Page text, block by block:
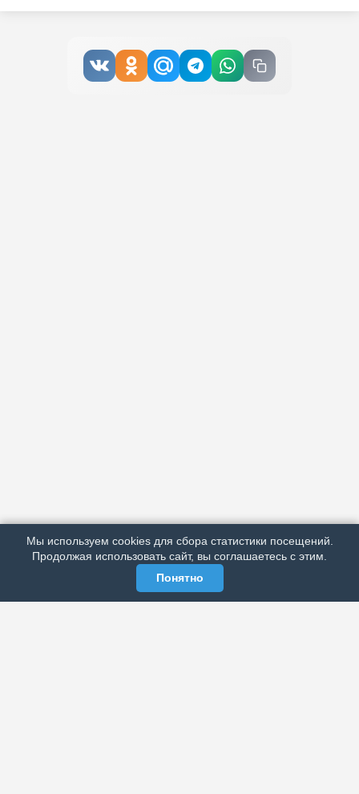
РЕКЛАМА У НАС
МЫ В СОЦСЕТЯХ
Мы используем cookies для сбора статистики посещений.
Продолжая использовать сайт, вы соглашаетесь с этим.
Понятно